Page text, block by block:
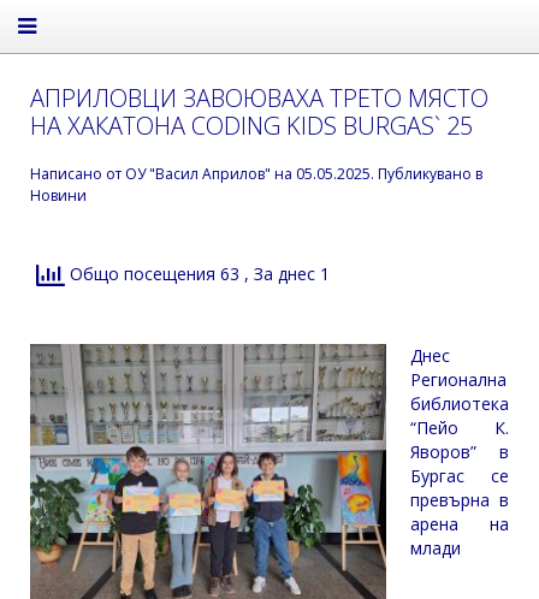
АПРИЛОВЦИ ЗАВОЮВАХА ТРЕТО МЯСТО
НА ХАКАТОНА CODING KIDS BURGAS` 25
Написано от ОУ "Васил Априлов" на 05.05.2025. Публикувано в
Новини
Общо посещения 63 , За днес 1
Днес
Регионална
библиотека
“Пейо К.
Яворов” в
Бургас се
превърна в
арена на
млади